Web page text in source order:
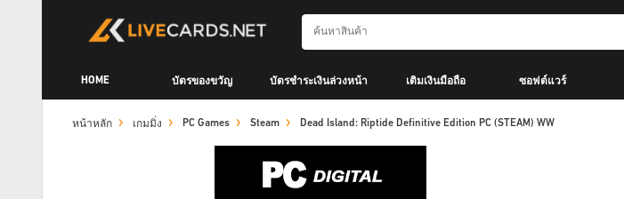
HOME บัตรของขวัญ บัตรชำระเงินล่วงหน้า เติมเงินมือถือ ซอฟต์แวร์
หน้าหลัก เกมมิ่ง PC Games Steam Dead Island: Riptide Definitive Edition PC (STEAM) WW